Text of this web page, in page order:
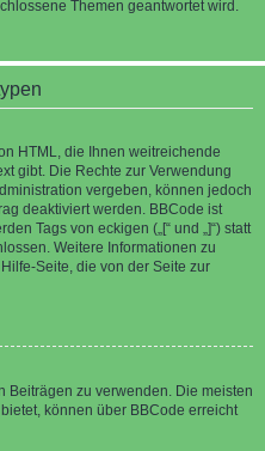
Themen geantwortet wird.
HTML, die Ihnen weitreichende
gibt. Die Rechte zur Verwendung
vergeben, können jedoch
deaktiviert werden. BBCode ist
Tags von eckigen („[“ und „]“) statt
Weitere Informationen zu
Seite, die von der Seite zur
Beiträgen zu verwenden. Die meisten
können über BBCode erreicht